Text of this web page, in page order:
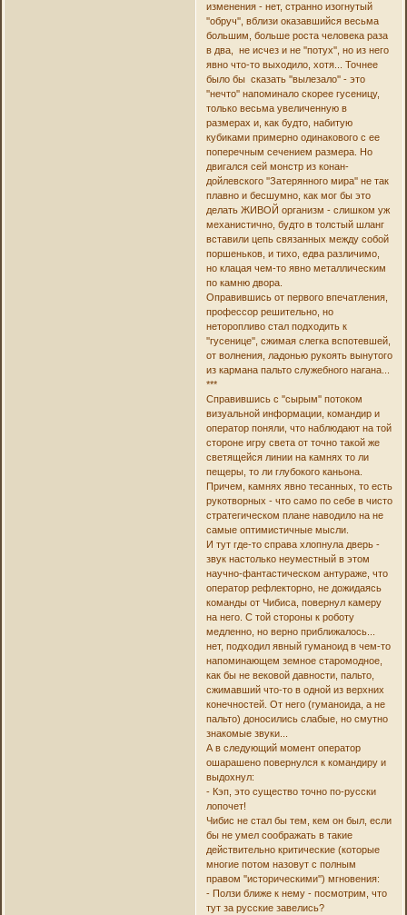
изменения - нет, странно изогнутый
''обруч'', вблизи оказавшийся весьма
большим, больше роста человека раза
в два, не исчез и не ''потух'', но из него
явно что-то выходило, хотя... Точнее
было бы сказать ''вылезало'' - это
''нечто'' напоминало скорее гусеницу,
только весьма увеличенную в
размерах и, как будто, набитую
кубиками примерно одинакового с ее
поперечным сечением размера. Но
двигался сей монстр из конан-
дойлевского ''Затерянного мира'' не так
плавно и бесшумно, как мог бы это
делать ЖИВОЙ организм - слишком уж
механистично, будто в толстый шланг
вставили цепь связанных между собой
поршеньков, и тихо, едва различимо,
но клацая чем-то явно металлическим
по камню двора.
Оправившись от первого впечатления,
профессор решительно, но
неторопливо стал подходить к
''гусенице'', сжимая слегка вспотевшей,
от волнения, ладонью рукоять вынутого
из кармана пальто служебного нагана...
***
Справившись с ''сырым'' потоком
визуальной информации, командир и
оператор поняли, что наблюдают на той
стороне игру света от точно такой же
светящейся линии на камнях то ли
пещеры, то ли глубокого каньона.
Причем, камнях явно тесанных, то есть
рукотворных - что само по себе в чисто
стратегическом плане наводило на не
самые оптимистичные мысли.
И тут где-то справа хлопнула дверь -
звук настолько неуместный в этом
научно-фантастическом антураже, что
оператор рефлекторно, не дожидаясь
команды от Чибиса, повернул камеру
на него. С той стороны к роботу
медленно, но верно приближалось...
нет, подходил явный гуманоид в чем-то
напоминающем земное старомодное,
как бы не вековой давности, пальто,
сжимавший что-то в одной из верхних
конечностей. От него (гуманоида, а не
пальто) доносились слабые, но смутно
знакомые звуки...
А в следующий момент оператор
ошарашено повернулся к командиру и
выдохнул:
- Кэп, это существо точно по-русски
лопочет!
Чибис не стал бы тем, кем он был, если
бы не умел соображать в такие
действительно критические (которые
многие потом назовут с полным
правом ''историческими'') мгновения:
- Ползи ближе к нему - посмотрим, что
тут за русские завелись?